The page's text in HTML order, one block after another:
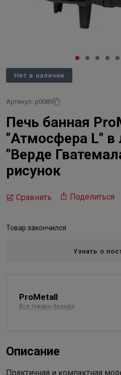
Нет в наличии
Артикул: p0089
Печь банная
"Атмосфера L" в
"Верде
рисунок
Сравнить Поделиться
Товар закончился
Узнать о
ProMetall
Все товары бренда
Описание
Практичная и компактная